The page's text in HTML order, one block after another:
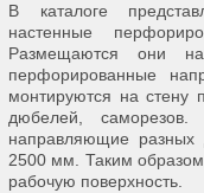
В каталоге
настенные
Размещаются они
перфорированные
монтируются на стену
дюбелей,
направляющие
2500 мм. Таким
рабочую поверхность.